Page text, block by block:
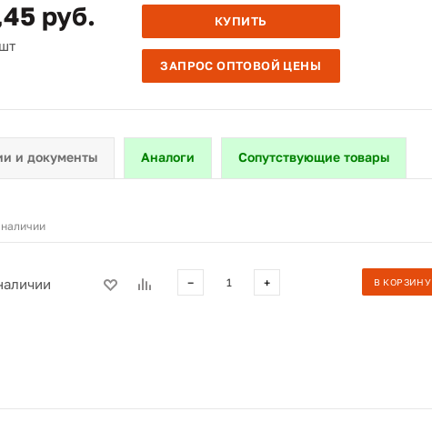
руб.
шт
КУПИТЬ
ЗАПРОС ОПТОВОЙ ЦЕНЫ
и документы Аналоги Сопутствующие товары
− + В КОРЗИНУ